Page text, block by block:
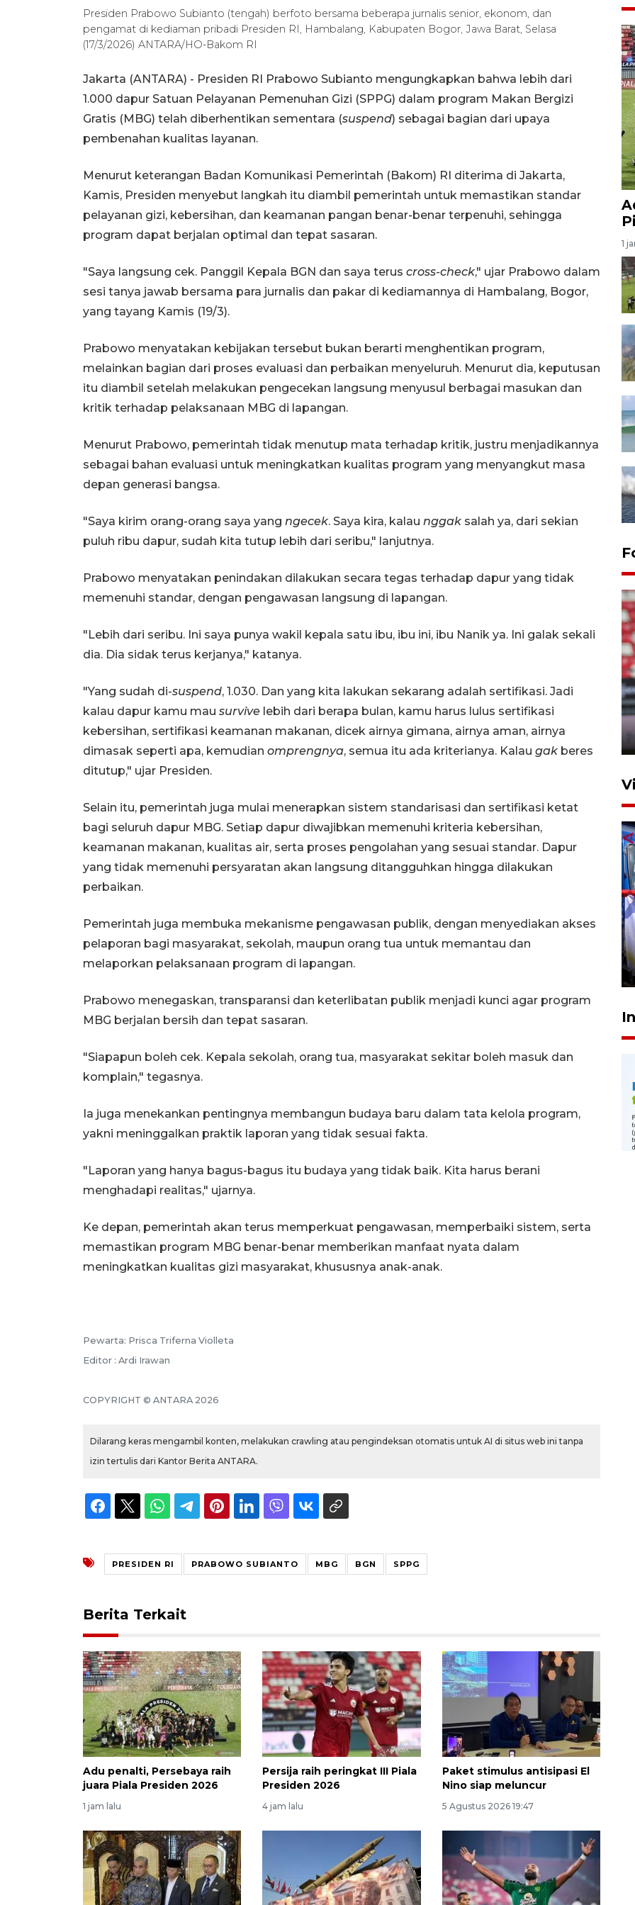
Presiden Prabowo Subianto (tengah) berfoto bersama beberapa jurnalis senior, ekonom, dan
pengamat di kediaman pribadi Presiden RI, Hambalang, Kabupaten Bogor, Jawa Barat, Selasa
(17/3/2026) ANTARA/HO-Bakom RI
Jakarta (ANTARA) - Presiden RI Prabowo Subianto mengungkapkan bahwa lebih dari
1.000 dapur Satuan Pelayanan Pemenuhan Gizi (SPPG) dalam program Makan Bergizi
Gratis (MBG) telah diberhentikan sementara (suspend) sebagai bagian dari upaya
pembenahan kualitas layanan.
Menurut keterangan Badan Komunikasi Pemerintah (Bakom) RI diterima di Jakarta,
Kamis, Presiden menyebut langkah itu diambil pemerintah untuk memastikan standar
pelayanan gizi, kebersihan, dan keamanan pangan benar-benar terpenuhi, sehingga
program dapat berjalan optimal dan tepat sasaran.
"Saya langsung cek. Panggil Kepala BGN dan saya terus cross-check," ujar Prabowo dalam
sesi tanya jawab bersama para jurnalis dan pakar di kediamannya di Hambalang, Bogor,
yang tayang Kamis (19/3).
Prabowo menyatakan kebijakan tersebut bukan berarti menghentikan program,
melainkan bagian dari proses evaluasi dan perbaikan menyeluruh. Menurut dia, keputusan
itu diambil setelah melakukan pengecekan langsung menyusul berbagai masukan dan
kritik terhadap pelaksanaan MBG di lapangan.
Menurut Prabowo, pemerintah tidak menutup mata terhadap kritik, justru menjadikannya
sebagai bahan evaluasi untuk meningkatkan kualitas program yang menyangkut masa
depan generasi bangsa.
"Saya kirim orang-orang saya yang ngecek. Saya kira, kalau nggak salah ya, dari sekian
puluh ribu dapur, sudah kita tutup lebih dari seribu," lanjutnya.
Prabowo menyatakan penindakan dilakukan secara tegas terhadap dapur yang tidak
memenuhi standar, dengan pengawasan langsung di lapangan.
"Lebih dari seribu. Ini saya punya wakil kepala satu ibu, ibu ini, ibu Nanik ya. Ini galak sekali
dia. Dia sidak terus kerjanya," katanya.
"Yang sudah di-suspend, 1.030. Dan yang kita lakukan sekarang adalah sertifikasi. Jadi
kalau dapur kamu mau survive lebih dari berapa bulan, kamu harus lulus sertifikasi
kebersihan, sertifikasi keamanan makanan, dicek airnya gimana, airnya aman, airnya
dimasak seperti apa, kemudian omprengnya, semua itu ada kriterianya. Kalau gak beres
ditutup," ujar Presiden.
Selain itu, pemerintah juga mulai menerapkan sistem standarisasi dan sertifikasi ketat
bagi seluruh dapur MBG. Setiap dapur diwajibkan memenuhi kriteria kebersihan,
keamanan makanan, kualitas air, serta proses pengolahan yang sesuai standar. Dapur
yang tidak memenuhi persyaratan akan langsung ditangguhkan hingga dilakukan
perbaikan.
Pemerintah juga membuka mekanisme pengawasan publik, dengan menyediakan akses
pelaporan bagi masyarakat, sekolah, maupun orang tua untuk memantau dan
melaporkan pelaksanaan program di lapangan.
Prabowo menegaskan, transparansi dan keterlibatan publik menjadi kunci agar program
MBG berjalan bersih dan tepat sasaran.
"Siapapun boleh cek. Kepala sekolah, orang tua, masyarakat sekitar boleh masuk dan
komplain," tegasnya.
Ia juga menekankan pentingnya membangun budaya baru dalam tata kelola program,
yakni meninggalkan praktik laporan yang tidak sesuai fakta.
"Laporan yang hanya bagus-bagus itu budaya yang tidak baik. Kita harus berani
menghadapi realitas," ujarnya.
Ke depan, pemerintah akan terus memperkuat pengawasan, memperbaiki sistem, serta
memastikan program MBG benar-benar memberikan manfaat nyata dalam
meningkatkan kualitas gizi masyarakat, khususnya anak-anak.
Pewarta: Prisca Triferna Violleta
Editor : Ardi Irawan
COPYRIGHT © ANTARA 2026
Dilarang keras mengambil konten, melakukan crawling atau pengindeksan otomatis untuk AI di situs web ini tanpa
izin tertulis dari Kantor Berita ANTARA.
PRESIDEN RI PRABOWO SUBIANTO MBG BGN SPPG
Berita Terkait
Adu penalti, Persebaya raih
juara Piala Presiden 2026
1 jam lalu
Persija raih peringkat III Piala
Presiden 2026
4 jam lalu
Paket stimulus antisipasi El
Nino siap meluncur
5 Agustus 2026 19:47
1
Persib Bandung lolos ke final
setelah kalahkan Persija
Jakarta 2-1
4 Agustus 2026 20:10
Apresiasi Desak Made,
Pemprov Bali siapkan wall
standar internasional